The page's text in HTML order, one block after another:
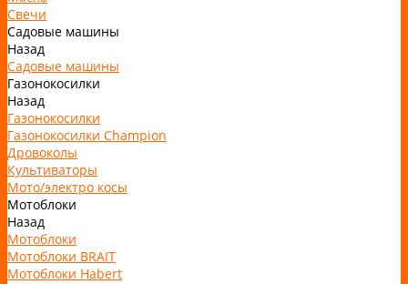
Свечи
Садовые машины
Назад
Садовые машины
Газонокосилки
Назад
Газонокосилки
Газонокосилки Champion
Дровоколы
Культиваторы
Мото/электро косы
Мотоблоки
Назад
Мотоблоки
Мотоблоки BRAIT
Мотоблоки Habert